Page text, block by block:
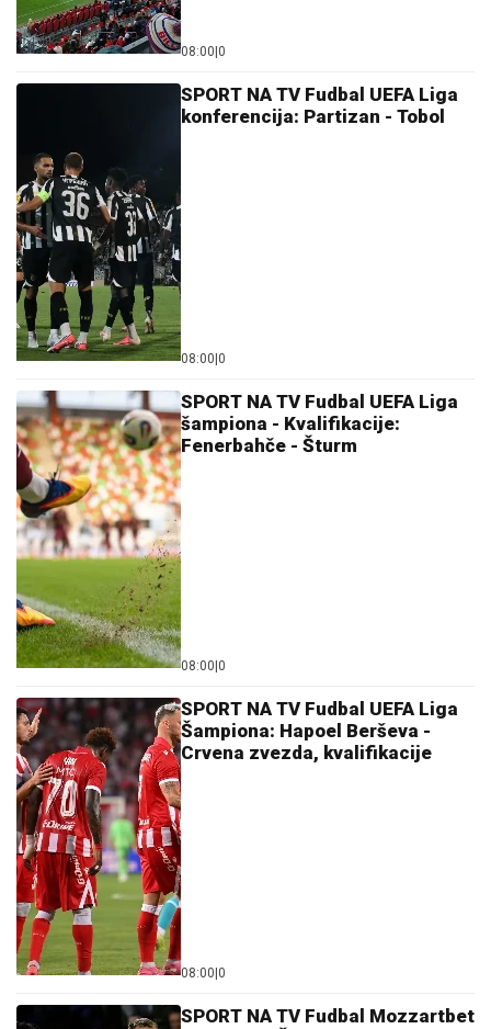
08:00 0
SPORT NA TV Fudbal UEFA Liga
konferencija: Partizan - Tobol
08:00 0
SPORT NA TV Fudbal UEFA Liga
šampiona - Kvalifikacije:
Fenerbahče - Šturm
08:00 0
SPORT NA TV Fudbal UEFA Liga
Šampiona: Hapoel Berševa -
Crvena zvezda, kvalifikacije
08:00 0
SPORT NA TV Fudbal Mozzartbet